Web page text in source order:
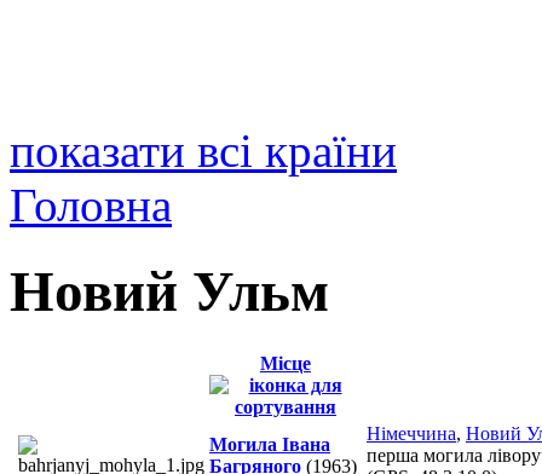
показати всі країни
Головна
Новий Ульм
Місце
Могила Івана
Багряного (1963)
Німеччина, Новий
перша могила